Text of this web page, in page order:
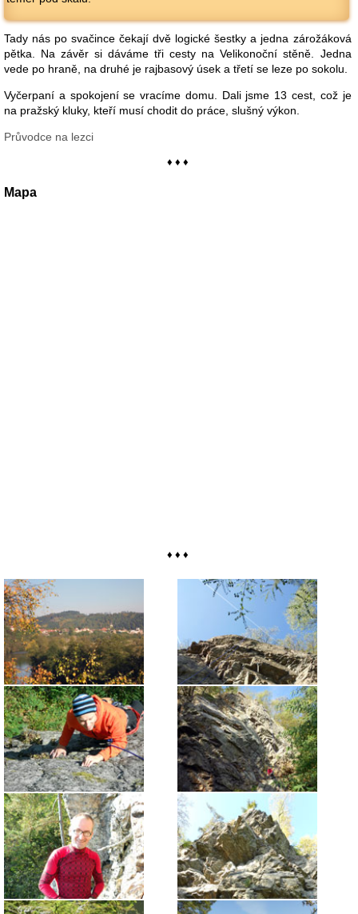
Tady nás po svačince čekají dvě logické šestky a jedna zárožáková
pětka. Na závěr si dáváme tři cesty na Velikonoční stěně. Jedna
vede po hraně, na druhé je rajbasový úsek a třetí se leze po sokolu.
Vyčerpaní a spokojení se vracíme domu. Dali jsme 13 cest, což je
na pražský kluky, kteří musí chodit do práce, slušný výkon.
Průvodce na lezci
♦ ♦ ♦
Mapa
♦ ♦ ♦